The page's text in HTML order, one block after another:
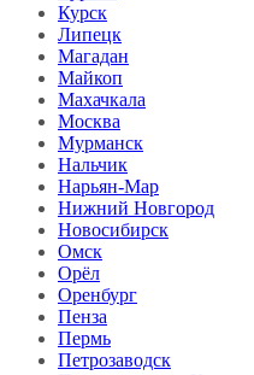
Курск
Липецк
Магадан
Майкоп
Махачкала
Москва
Мурманск
Нальчик
Нарьян-Мар
Нижний Новгород
Новосибирск
Омск
Орёл
Оренбург
Пенза
Пермь
Петрозаводск